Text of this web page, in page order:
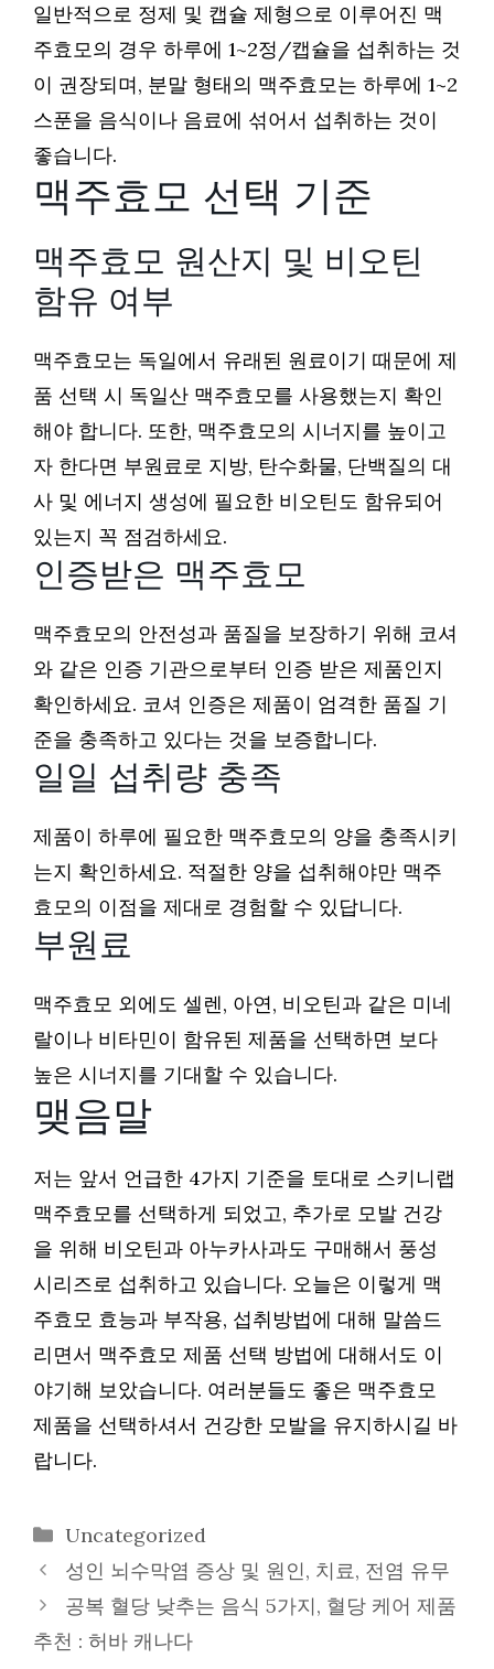
일반적으로 정제 및 캡슐 제형으로 이루어진 맥
주효모의 경우 하루에 1~2정/캡슐을 섭취하는 것
이 권장되며, 분말 형태의 맥주효모는 하루에 1~2
스푼을 음식이나 음료에 섞어서 섭취하는 것이
좋습니다.
맥주효모 선택 기준
맥주효모 원산지 및 비오틴
함유 여부
맥주효모는 독일에서 유래된 원료이기 때문에 제
품 선택 시 독일산 맥주효모를 사용했는지 확인
해야 합니다. 또한, 맥주효모의 시너지를 높이고
자 한다면 부원료로 지방, 탄수화물, 단백질의 대
사 및 에너지 생성에 필요한 비오틴도 함유되어
있는지 꼭 점검하세요.
인증받은 맥주효모
맥주효모의 안전성과 품질을 보장하기 위해 코셔
와 같은 인증 기관으로부터 인증 받은 제품인지
확인하세요. 코셔 인증은 제품이 엄격한 품질 기
준을 충족하고 있다는 것을 보증합니다.
일일 섭취량 충족
제품이 하루에 필요한 맥주효모의 양을 충족시키
는지 확인하세요. 적절한 양을 섭취해야만 맥주
효모의 이점을 제대로 경험할 수 있답니다.
부원료
맥주효모 외에도 셀렌, 아연, 비오틴과 같은 미네
랄이나 비타민이 함유된 제품을 선택하면 보다
높은 시너지를 기대할 수 있습니다.
맺음말
저는 앞서 언급한 4가지 기준을 토대로 스키니랩
맥주효모를 선택하게 되었고, 추가로 모발 건강
을 위해 비오틴과 아누카사과도 구매해서 풍성
시리즈로 섭취하고 있습니다. 오늘은 이렇게 맥
주효모 효능과 부작용, 섭취방법에 대해 말씀드
리면서 맥주효모 제품 선택 방법에 대해서도 이
야기해 보았습니다. 여러분들도 좋은 맥주효모
제품을 선택하셔서 건강한 모발을 유지하시길 바
랍니다.
카
테
리
Uncategorized
성인 뇌수막염 증상 및 원인, 치료, 전염 유무
공복 혈당 낮추는 음식 5가지, 혈당 케어 제품
추천 : 허바 캐나다